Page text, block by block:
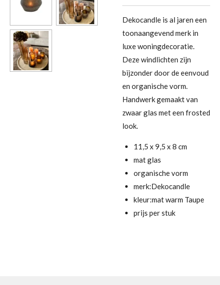
Dekocandle is al jaren een
toonaangevend merk in
luxe woningdecoratie.
Deze windlichten zijn
bijzonder door de eenvoud
en organische vorm.
Handwerk gemaakt van
zwaar glas met een frosted
look.
11,5 x 9,5 x 8 cm
mat glas
organische vorm
merk:Dekocandle
kleur:mat warm Taupe
prijs per stuk